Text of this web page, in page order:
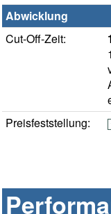
Abwicklung
Cut-Off-Zeit:
Preisfeststellung: